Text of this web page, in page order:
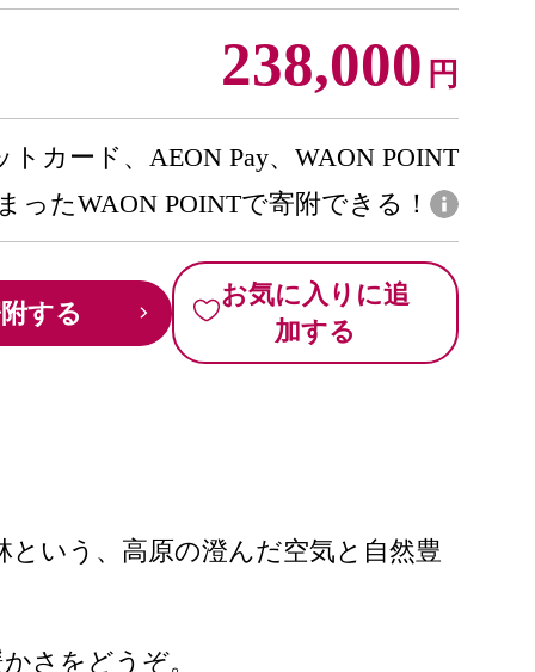
238,000 円
トカード、AEON Pay、WAON POINT
ったWAON POINTで寄附できる！
する
お気に入りに追
加する
という、高原の澄んだ空気と自然豊
さをどうぞ。